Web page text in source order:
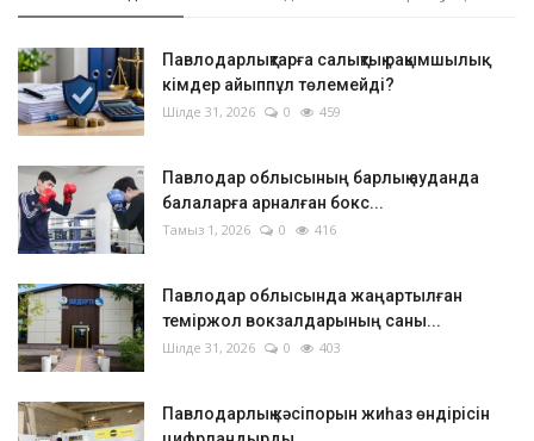
Павлодарлықтарға салықтық рақымшылық:
кімдер айыппұл төлемейді?
Шілде 31, 2026 0 459
Павлодар облысының барлық ауданда
балаларға арналған бокс...
Тамыз 1, 2026 0 416
Павлодар облысында жаңартылған
теміржол вокзалдарының саны...
Шілде 31, 2026 0 403
Павлодарлық кәсіпорын жиһаз өндірісін